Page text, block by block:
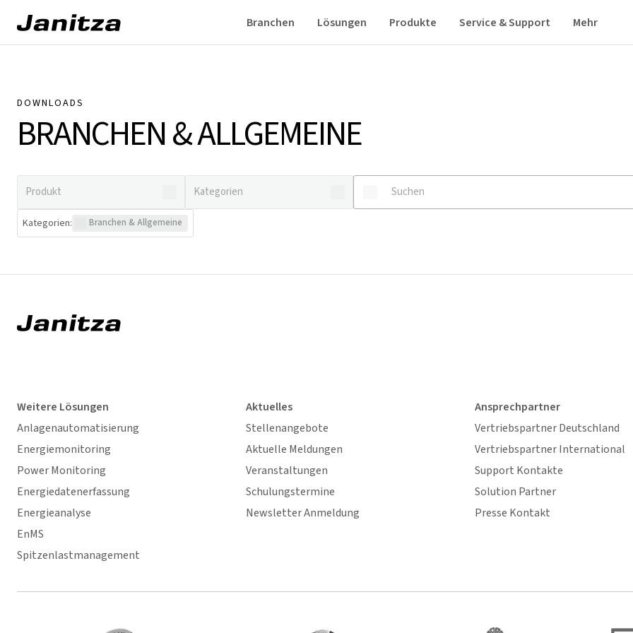
Branchen Lösungen Produkte Service & Support Mehr
DOWNLOADS
BRANCHEN & ALLGEMEINE
Kategorien: Branchen & Allgemeine
Weitere Lösungen
Anlagenautomatisierung
Energiemonitoring
Power Monitoring
Energiedatenerfassung
Energieanalyse
EnMS
Spitzenlastmanagement
Aktuelles
Stellenangebote
Aktuelle Meldungen
Veranstaltungen
Schulungstermine
Newsletter Anmeldung
Ansprechpartner
Vertriebspartner Deutschland
Vertriebspartner International
Support Kontakte
Solution Partner
Presse Kontakt